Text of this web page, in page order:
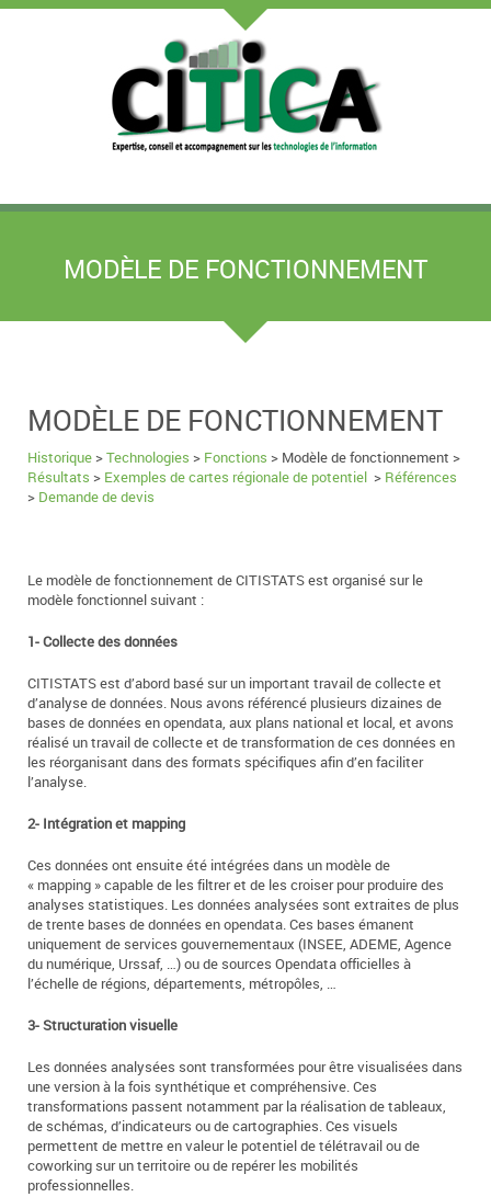
MODÈLE DE FONCTIONNEMENT
MODÈLE DE FONCTIONNEMENT
Historique>Technologies > Fonctions > Modèle de fonctionnement >
Résultats > Exemples de cartes régionale de potentiel > Références
> Demande de devis
Le modèle de fonctionnement de CITISTATS est organisé sur le
modèle fonctionnel suivant :
1- Collecte des données
CITISTATS est d’abord basé sur un important travail de collecte et
d’analyse de données. Nous avons référencé plusieurs dizaines de
bases de données en opendata, aux plans national et local, et avons
réalisé un travail de collecte et de transformation de ces données en
les réorganisant dans des formats spécifiques afin d’en faciliter
l’analyse.
2- Intégration et mapping
Ces données ont ensuite été intégrées dans un modèle de
« mapping » capable de les filtrer et de les croiser pour produire des
analyses statistiques. Les données analysées sont extraites de plus
de trente bases de données en opendata. Ces bases émanent
uniquement de services gouvernementaux (INSEE, ADEME, Agence
du numérique, Urssaf, …) ou de sources Opendata officielles à
l’échelle de régions, départements, métropôles, …
3- Structuration visuelle
Les données analysées sont transformées pour être visualisées dans
une version à la fois synthétique et compréhensive. Ces
transformations passent notamment par la réalisation de tableaux,
de schémas, d’indicateurs ou de cartographies. Ces visuels
permettent de mettre en valeur le potentiel de télétravail ou de
coworking sur un territoire ou de repérer les mobilités
professionnelles.